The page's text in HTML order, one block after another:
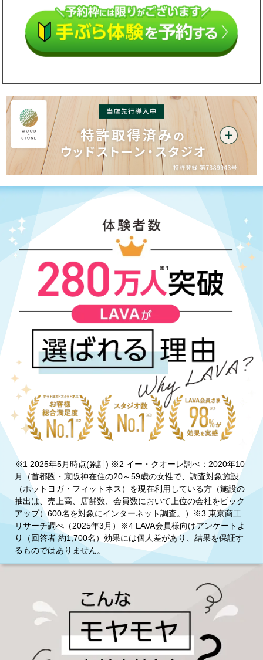
※1 2025年5月時点(累計) ※2 イー・クオーレ調べ：2020年10
月（首都圏・京阪神在住の20～59歳の女性で、調査対象施設
（ホットヨガ・フィットネス）を現在利用している方（施設の
抽出は、売上高、店舗数、会員数において上位の会社をピック
アップ）600名を対象にインターネット調査。）※3 東京商工
リサーチ調べ（2025年3月）※4 LAVA会員様向けアンケートよ
り（回答者 約1,700名）効果には個人差があり、結果を保証す
るものではありません。